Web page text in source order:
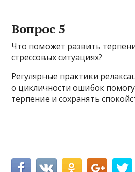
Вопрос 5
Что поможет развить
стрессовых ситуациях?
Регулярные практики
о цикличности ошибок
терпение и сохранять